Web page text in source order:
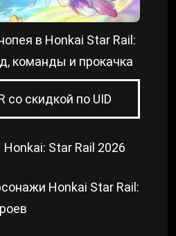
в Honkai Star Rail:
команды и прокачка
со скидкой по UID
Star Rail 2026
Honkai Star Rail: